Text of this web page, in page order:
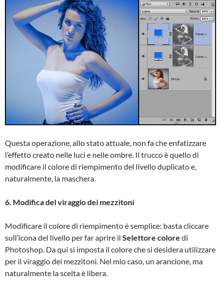
Questa operazione, allo stato attuale, non fa che enfatizzare
l’effetto creato nelle luci e nelle ombre. Il trucco è quello di
modificare il colore di riempimento del livello duplicato e,
naturalmente, la maschera.
6. Modifica del viraggio dei mezzitoni
Modificare il colore di riempimento è semplice: basta cliccare
sull’icona del livello per far aprire il Selettore colore di
Photoshop. Da qui si imposta il colore che si desidera utilizzare
per il viraggio dei mezzitoni. Nel mio caso, un arancione, ma
naturalmente la scelta è libera.